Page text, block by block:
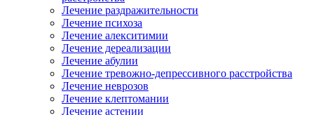
Лечение раздражительности
Лечение психоза
Лечение алекситимии
Лечение дереализации
Лечение абулии
Лечение тревожно-депрессивного расстройства
Лечение неврозов
Лечение клептомании
Лечение астении